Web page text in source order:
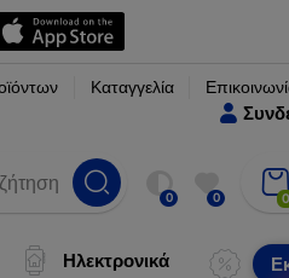
Καταγγελία
0 0 0
Ηλεκτρονικά